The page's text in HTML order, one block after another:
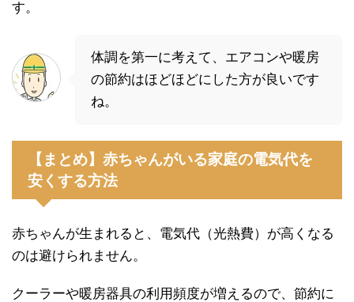
す。
体調を第一に考えて、エアコンや暖房
の節約はほどほどにした方が良いです
ね。
【まとめ】赤ちゃんがいる家庭の電気代を
安くする方法
赤ちゃんが生まれると、電気代（光熱費）が高くなる
のは避けられません。
クーラーや暖房器具の利用頻度が増えるので、節約に